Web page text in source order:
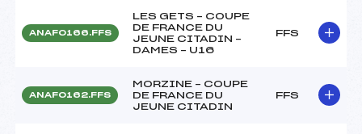
ANAF0166.FFS
LES GETS – COUPE
DE FRANCE DU
JEUNE CITADIN –
DAMES – U16
FFS
ANAF0162.FFS
MORZINE – COUPE
DE FRANCE DU
JEUNE CITADIN
FFS